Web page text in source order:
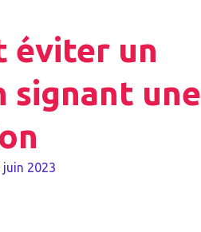
éviter un
signant une
juin 2023